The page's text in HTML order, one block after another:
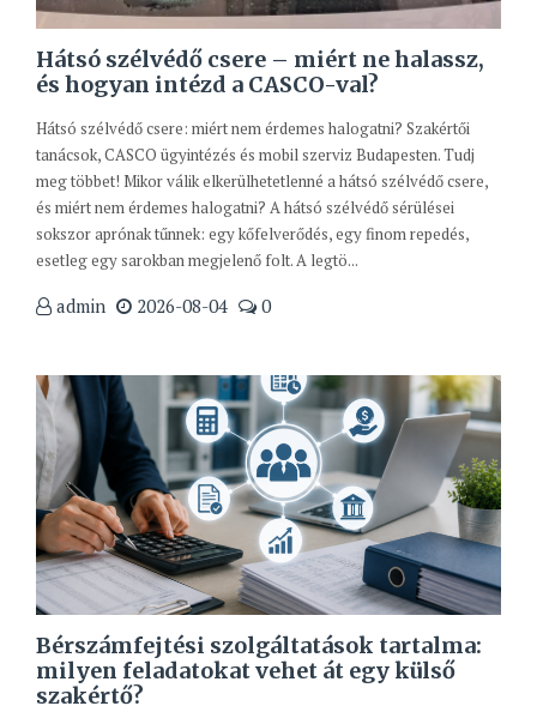
Hátsó szélvédő csere – miért ne halassz,
és hogyan intézd a CASCO-val?
Hátsó szélvédő csere: miért nem érdemes halogatni? Szakértői
tanácsok, CASCO ügyintézés és mobil szerviz Budapesten. Tudj
meg többet! Mikor válik elkerülhetetlenné a hátsó szélvédő csere,
és miért nem érdemes halogatni? A hátsó szélvédő sérülései
sokszor aprónak tűnnek: egy kőfelverődés, egy finom repedés,
esetleg egy sarokban megjelenő folt. A legtö...
admin 2026-08-04 0
Bérszámfejtési szolgáltatások tartalma:
milyen feladatokat vehet át egy külső
szakértő?